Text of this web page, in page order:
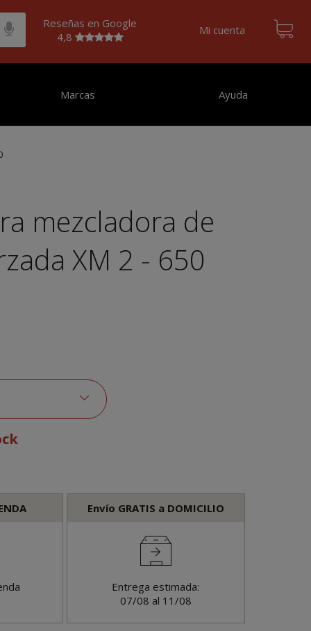
Reseñas en Google
4,8
Mi cuenta
Marcas Ayuda
mezcladora de
XM 2 - 650
Envío GRATIS a DOMICILIO
Entrega estimada:
07/08 al 11/08